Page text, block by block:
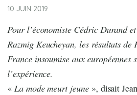
10 JUIN 2019
Pour l’économiste Cédric Durand
Razmig Keucheyan, les résultats de
France insoumise aux européennes
l’expérience.
« La mode meurt jeune», disait